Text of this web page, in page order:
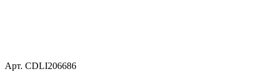
Арт. CDLI206686